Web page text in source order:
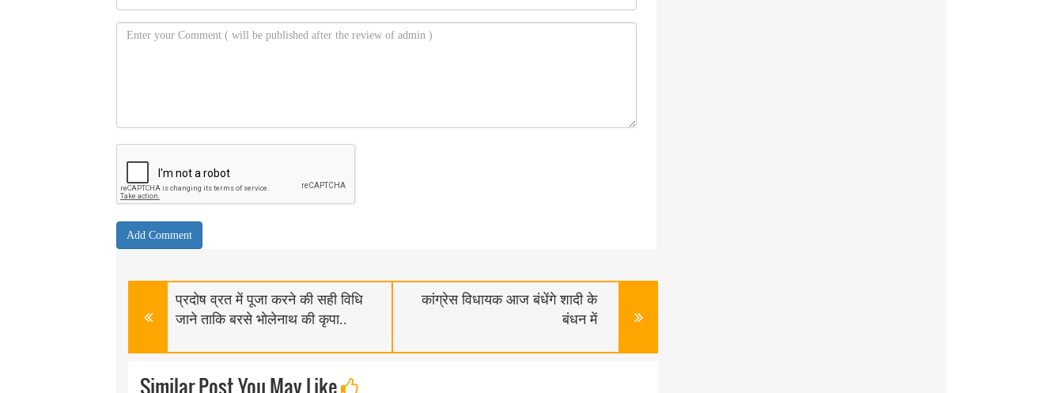
प्रदोष व्रत में पूजा करने की सही विधि
जाने ताकि बरसे भोलेनाथ की कृपा..
कांग्रेस विधायक आज बंधेंगे शादी के
बंधन में
Similar Post You May Like